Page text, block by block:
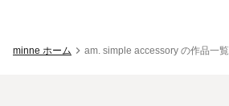
minne ホーム am. simple accessory の作品一覧